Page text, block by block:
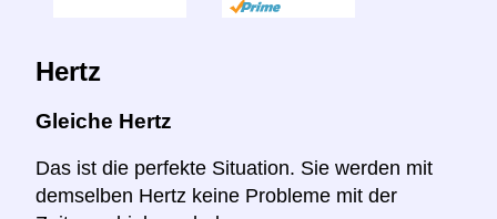
Hertz
Gleiche Hertz
Das ist die perfekte Situation. Sie werden mit
demselben Hertz keine Probleme mit der